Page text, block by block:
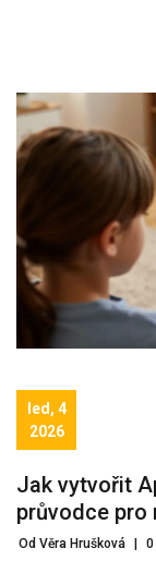
led, 4
2026
Jak vytvořit
průvodce pro
Od Věra Hrušková 0